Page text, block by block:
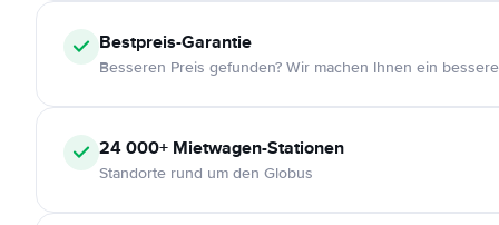
Bestpreis-Garantie
Besseren Preis gefunden? Wir machen Ihnen ein
24 000+ Mietwagen-Stationen
Standorte rund um den Globus